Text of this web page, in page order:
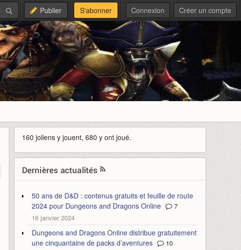
Publier S'abonner Connexion Créer un compte
160 joliens y jouent, 680 y ont joué.
Dernières actualités
50 ans de D&D : contenus gratuits et feuille de route
2024 pour Dungeons and Dragons Online
7
16 janvier 2024
Dungeons and Dragons Online distribue gratuitement
une cinquantaine de packs d’aventures
10